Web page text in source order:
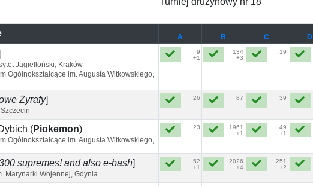
A B C D
Jagielloński, Kraków
Ogólnokształcące im. Augusta Witkowskiego,
9
+1
134
+3
19
Żyrafy] 26 87 39
(Piokemon)
Ogólnokształcące im. Augusta Witkowskiego,
23
1961
+1
49
+1
supremes! and also e-bash
Marynarki Wojennej, Gdynia
52
+1
2026
+4
251
+2